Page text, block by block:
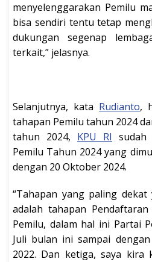
menyelenggarakan Pemilu
bisa sendiri tentu tetap
dukungan segenap
terkait,” jelasnya.
Selanjutnya, kata Rudianto,
tahapan Pemilu tahun 2024
tahun 2024, KPU RI sudah
Pemilu Tahun 2024 yang
dengan 20 Oktober 2024.
“Tahapan yang paling
adalah tahapan
Pemilu, dalam hal ini Partai
Juli bulan ini sampai
2022. Dan ketiga, saya kira